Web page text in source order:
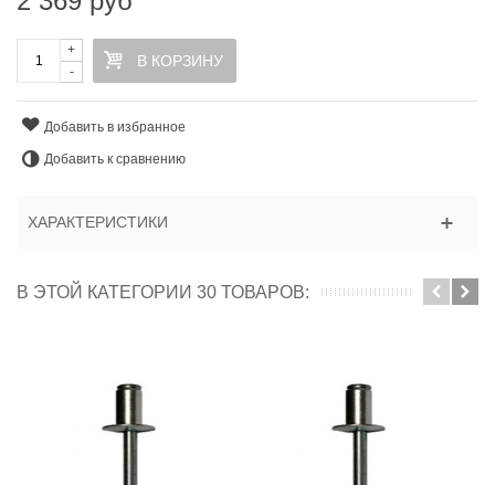
-
+
В КОРЗИНУ
Добавить в избранное
Добавить к сравнению
ХАРАКТЕРИСТИКИ
В ЭТОЙ КАТЕГОРИИ 30 ТОВАРОВ: